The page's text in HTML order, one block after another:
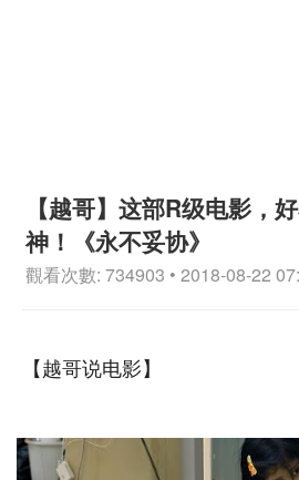
【越哥】这部R级电影，
神！《永不妥协》
觀看次數: 734903 • 2018-08-22
【越哥说电影】